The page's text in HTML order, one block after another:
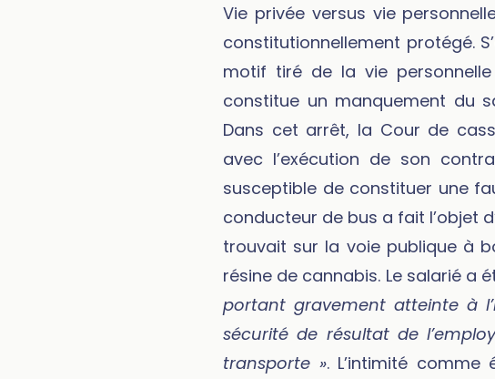
Vie privée versus vie
constitutionnellement protégé.
motif tiré de la vie
constitue un manquement du
Dans cet arrêt, la Cour de
avec l’exécution de son
susceptible de constituer une
conducteur de bus a fait l’objet
trouvait sur la voie publique à
résine de cannabis. Le salarié a
portant gravement atteinte à
sécurité de résultat de
transporte ». L’intimité